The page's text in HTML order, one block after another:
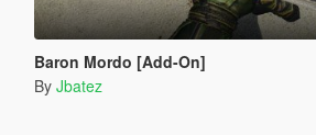
Baron Mordo [Add-On]
By Jbatez